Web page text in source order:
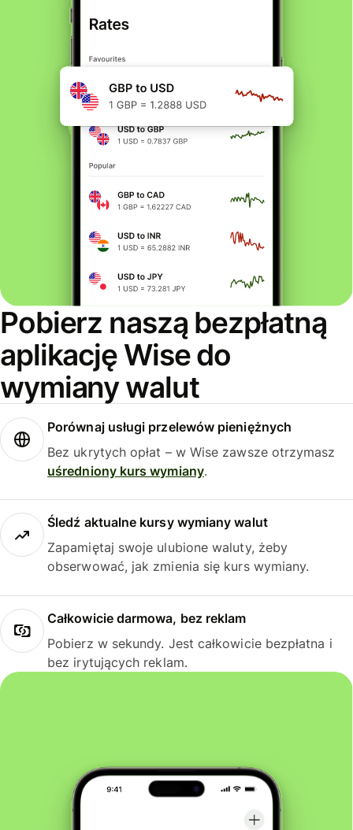
Pobierz naszą bezpłatną
aplikację Wise do
wymiany walut
Porównaj usługi przelewów pieniężnych
Bez ukrytych opłat – w Wise zawsze otrzymasz
uśredniony kurs wymiany.
Śledź aktualne kursy wymiany walut
Zapamiętaj swoje ulubione waluty, żeby
obserwować, jak zmienia się kurs wymiany.
Całkowicie darmowa, bez reklam
Pobierz w sekundy. Jest całkowicie bezpłatna i
bez irytujących reklam.